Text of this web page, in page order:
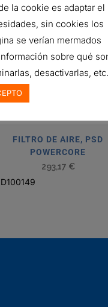
FILTRO DE AIRE, PSD
POWERCORE
293,17 €
D100149
la cookie es adaptar el
sin cookies los
se verían mermados
sobre qué
desactivarlas,